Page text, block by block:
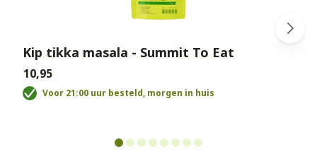
Kip tikka masala - Summit To Eat
€10,95
Voor 21:00 uur besteld, morgen in huis